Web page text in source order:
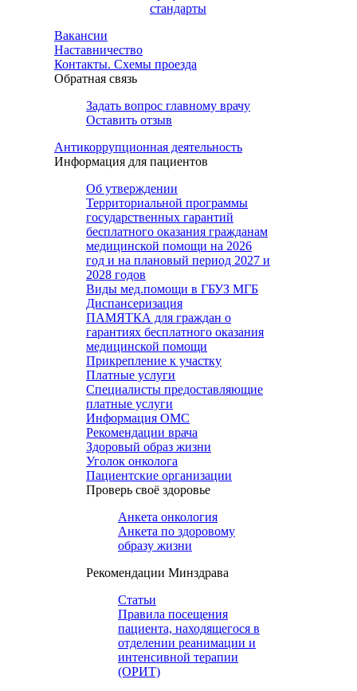
стандарты
Вакансии
Наставничество
Контакты. Схемы проезда
Обратная связь
Задать вопрос главному врачу
Оставить отзыв
Антикоррупционная деятельность
Информация для пациентов
Об утверждении
Территориальной программы
государственных гарантий
бесплатного оказания гражданам
медицинской помощи на 2026
год и на плановый период 2027 и
2028 годов
Виды мед.помощи в ГБУЗ МГБ
Диспансеризация
ПАМЯТКА для граждан о
гарантиях бесплатного оказания
медицинской помощи
Прикрепление к участку
Платные услуги
Специалисты предоставляющие
платные услуги
Информация ОМС
Рекомендации врача
Здоровый образ жизни
Уголок онколога
Пациентские организации
Проверь своё здоровье
Анкета онкология
Анкета по здоровому
образу жизни
Рекомендации Минздрава
Статьи
Правила посещения
пациента, находящегося в
отделении реанимации и
интенсивной терапии
(ОРИТ)